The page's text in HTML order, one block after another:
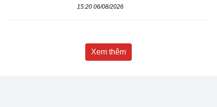
15:20 06/08/2026
Xem thêm